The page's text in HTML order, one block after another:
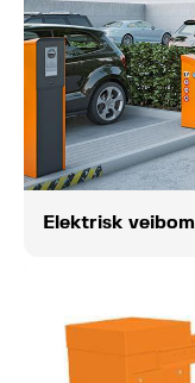
Elektrisk veibom